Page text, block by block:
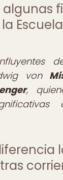
algunas
von
,